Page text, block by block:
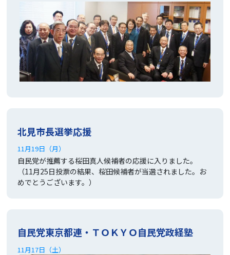
北見市長選挙応援
11月19日（月）
自民党が推薦する桜田真人候補者の応援に入りました。
（11月25日投票の結果、桜田候補者が当選されました。お
めでとうございます。）
自民党東京都連・ＴＯＫＹＯ自民党政経塾
11月17日（土）